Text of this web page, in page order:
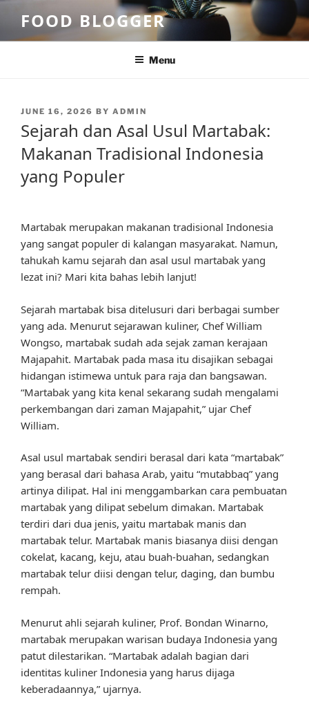
content
FOOD BLOGGER
Menu
POSTED
JUNE 16, 2026 BY ADMIN
Sejarah dan Asal Usul Martabak:
Makanan Tradisional Indonesia
yang Populer
Martabak merupakan makanan tradisional Indonesia
yang sangat populer di kalangan masyarakat. Namun,
tahukah kamu sejarah dan asal usul martabak yang
lezat ini? Mari kita bahas lebih lanjut!
Sejarah martabak bisa ditelusuri dari berbagai sumber
yang ada. Menurut sejarawan kuliner, Chef William
Wongso, martabak sudah ada sejak zaman kerajaan
Majapahit. Martabak pada masa itu disajikan sebagai
hidangan istimewa untuk para raja dan bangsawan.
“Martabak yang kita kenal sekarang sudah mengalami
perkembangan dari zaman Majapahit,” ujar Chef
William.
Asal usul martabak sendiri berasal dari kata “martabak”
yang berasal dari bahasa Arab, yaitu “mutabbaq” yang
artinya dilipat. Hal ini menggambarkan cara pembuatan
martabak yang dilipat sebelum dimakan. Martabak
terdiri dari dua jenis, yaitu martabak manis dan
martabak telur. Martabak manis biasanya diisi dengan
cokelat, kacang, keju, atau buah-buahan, sedangkan
martabak telur diisi dengan telur, daging, dan bumbu
rempah.
Menurut ahli sejarah kuliner, Prof. Bondan Winarno,
martabak merupakan warisan budaya Indonesia yang
patut dilestarikan. “Martabak adalah bagian dari
identitas kuliner Indonesia yang harus dijaga
keberadaannya,” ujarnya.